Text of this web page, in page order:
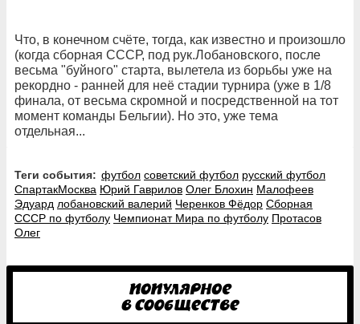
Что, в конечном счёте, тогда, как известно и произошло
(когда сборная СССР, под рук.Лобановского, после
весьма "буйного" старта, вылетела из борьбы уже на
рекордно - ранней для неё стадии турнира (уже в 1/8
финала, от весьма скромной и посредственной на тот
момент команды Бельгии). Но это, уже тема
отдельная...
Теги события: футбол советский футбол русский футбол
СпартакМосква Юрий Гаврилов Олег Блохин Малофеев
Эдуард лобановский валерий Черенков Фёдор Сборная
СССР по футболу Чемпионат Мира по футболу Протасов
Олег